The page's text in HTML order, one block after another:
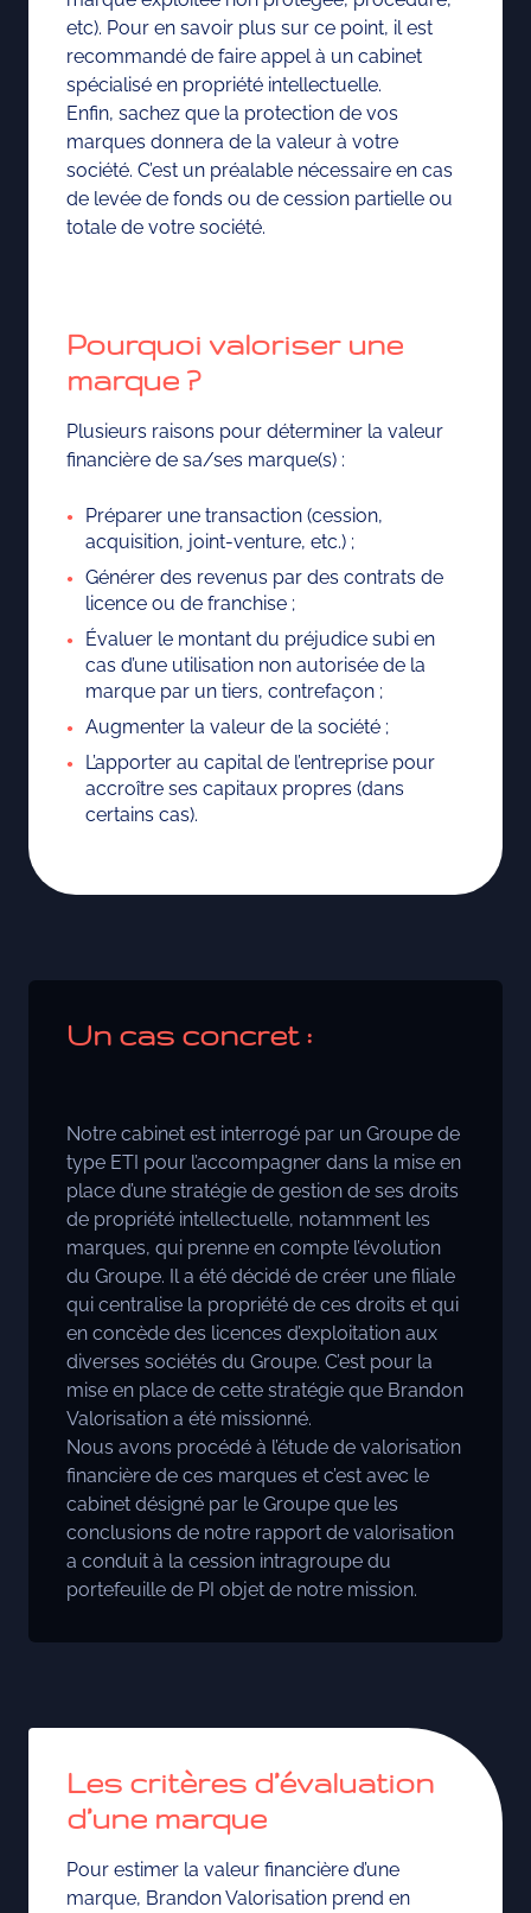
etc). Pour en savoir plus sur ce point, il est
recommandé de faire appel à un cabinet
spécialisé en propriété intellectuelle.
Enfin, sachez que la protection de vos
marques donnera de la valeur à votre
société. C’est un préalable nécessaire en cas
de levée de fonds ou de cession partielle ou
totale de votre société.
Pourquoi valoriser une
marque ?
Plusieurs raisons pour déterminer la valeur
financière de sa/ses marque(s) :
Préparer une transaction (cession,
acquisition, joint-venture, etc.) ;
Générer des revenus par des contrats de
licence ou de franchise ;
Évaluer le montant du préjudice subi en
cas d’une utilisation non autorisée de la
marque par un tiers, contrefaçon ;
Augmenter la valeur de la société ;
L’apporter au capital de l’entreprise pour
accroître ses capitaux propres (dans
certains cas).
Un cas concret :
Notre cabinet est interrogé par un Groupe de
type ETI pour l’accompagner dans la mise en
place d’une stratégie de gestion de ses droits
de propriété intellectuelle, notamment les
marques, qui prenne en compte l’évolution
du Groupe. Il a été décidé de créer une filiale
qui centralise la propriété de ces droits et qui
en concède des licences d’exploitation aux
diverses sociétés du Groupe. C’est pour la
mise en place de cette stratégie que Brandon
Valorisation a été missionné.
Nous avons procédé à l’étude de valorisation
financière de ces marques et c’est avec le
cabinet désigné par le Groupe que les
conclusions de notre rapport de valorisation
a conduit à la cession intragroupe du
portefeuille de PI objet de notre mission.
Les critères d’évaluation
d’une marque
Pour estimer la valeur financière d’une
marque, Brandon Valorisation prend en